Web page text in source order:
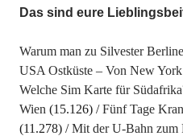
Das sind eure
Warum man zu Silvester
USA Ostküste – Von New
Welche Sim Karte für
Wien (15.126)
Fünf Tage
(11.278)
Mit der U-Bahn zum